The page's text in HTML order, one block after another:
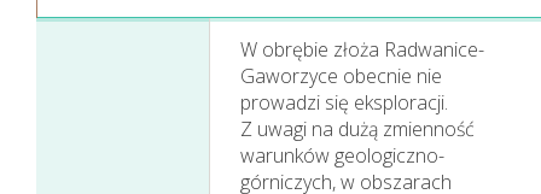
W obrębie złoża Radwanice-
Gaworzyce obecnie nie
prowadzi się eksploracji.
Z uwagi na dużą zmienność
warunków geologiczno-
górniczych, w obszarach